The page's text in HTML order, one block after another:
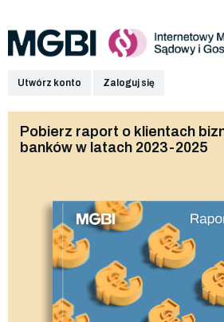
Utwórz konto Zaloguj się
Pobierz raport o klientach
banków w latach 2023-2025